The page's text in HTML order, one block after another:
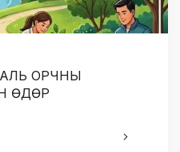
ОРЧНЫ
ӨДӨР